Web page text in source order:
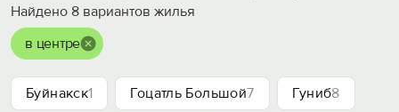
Найдено 8 вариантов жилья
в центре
Буйнакск1 Гоцатль Большой7 Гуниб8